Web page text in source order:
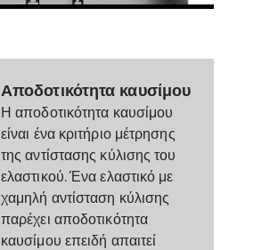
Αποδοτικότητα καυσίμου
Η αποδοτικότητα καυσίμου
είναι ένα κριτήριο μέτρησης
της αντίστασης κύλισης του
ελαστικού. Ένα ελαστικό με
χαμηλή αντίσταση κύλισης
παρέχει αποδοτικότητα
καυσίμου επειδή απαιτεί